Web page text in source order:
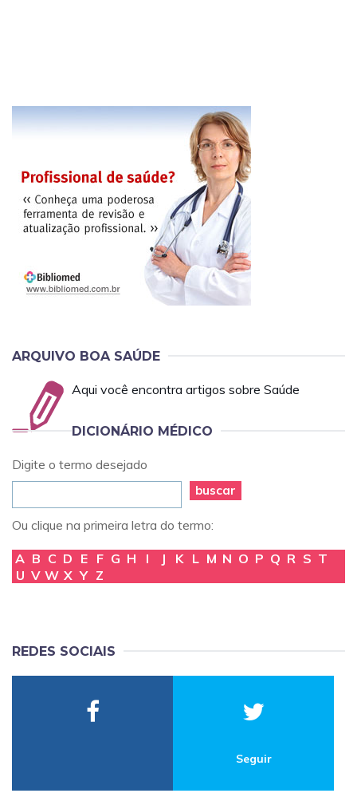
ARQUIVO BOA SAÚDE
Aqui você encontra artigos sobre Saúde
DICIONÁRIO MÉDICO
Digite o termo desejado
buscar
Ou clique na primeira letra do termo:
A B C D E F G H I J K L M N O P Q R S T
U V W X Y Z
REDES SOCIAIS
Seguir